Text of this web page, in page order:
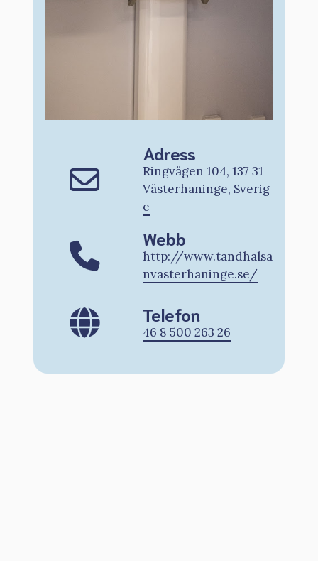
Adress
Ringvägen 104, 137 31
Västerhaninge, Sverig
e
Webb
http://www.tandhalsa
nvasterhaninge.se/
Telefon
46 8 500 263 26